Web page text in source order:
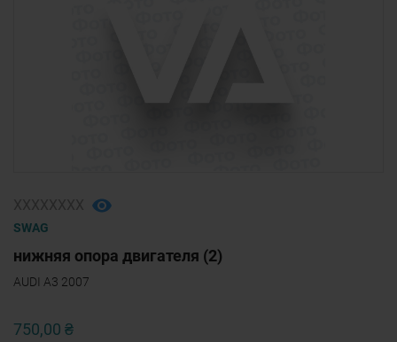
SWAG
нижняя опора двигателя (2)
AUDI A3 2007
750,00 ₴